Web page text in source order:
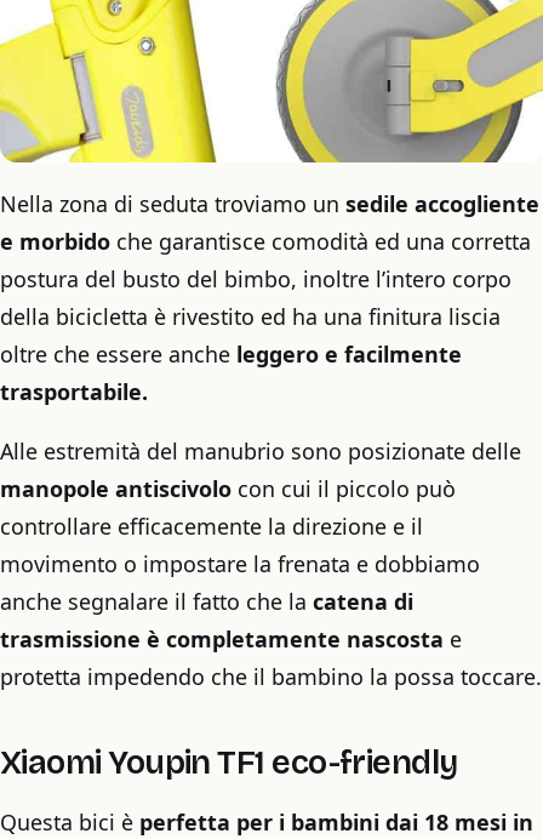
Nella zona di seduta troviamo un sedile accogliente
e morbido che garantisce comodità ed una corretta
postura del busto del bimbo, inoltre l’intero corpo
della bicicletta è rivestito ed ha una finitura liscia
oltre che essere anche leggero e facilmente
trasportabile.
Alle estremità del manubrio sono posizionate delle
manopole antiscivolo con cui il piccolo può
controllare efficacemente la direzione e il
movimento o impostare la frenata e dobbiamo
anche segnalare il fatto che la catena di
trasmissione è completamente nascosta e
protetta impedendo che il bambino la possa toccare.
Xiaomi Youpin TF1 eco-friendly
Questa bici è perfetta per i bambini dai 18 mesi in